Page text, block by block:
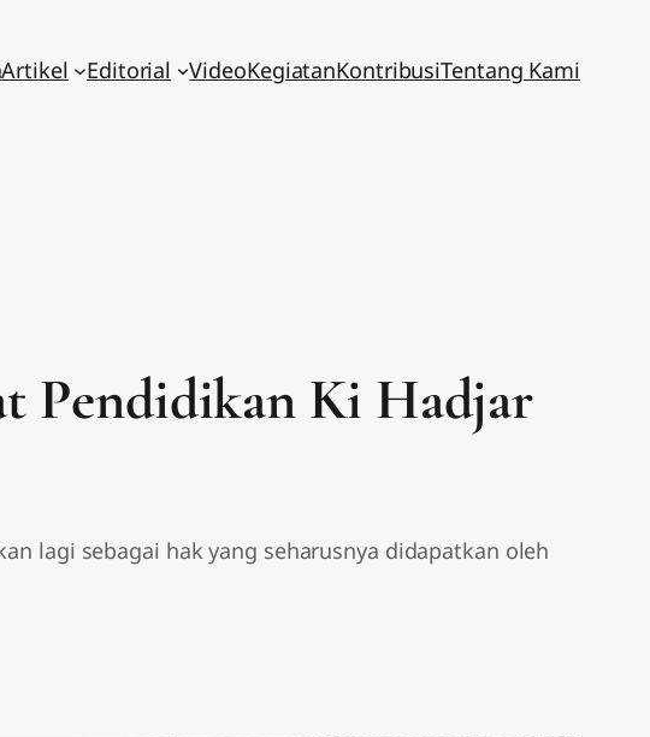
Artikel Editorial VideoKegiatanKontribusiTentang Kami
Pendidikan Ki Hadjar
lagi sebagai hak yang seharusnya didapatkan oleh